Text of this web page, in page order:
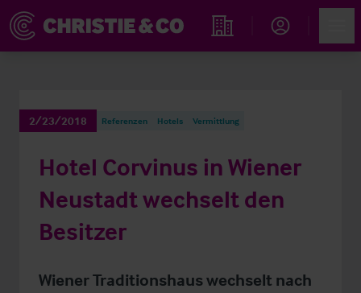
Immobiliensuche
2/23/2018 Referenzen Hotels Vermittlung
Hotel Corvinus in Wiener
Neustadt wechselt den
Besitzer
Wiener Traditionshaus wechselt nach